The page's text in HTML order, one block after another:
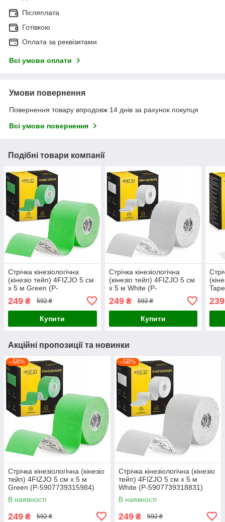
Післяплата
Готівкою
Оплата за реквізитами
Всі умови оплати
Умови повернення
Повернення товару впродовж 14 днів за рахунок покупця
Всі умови повернення
Подібні товари компанії
Стрічка кінезіологічна
(кінезіо тейп) 4FIZJO 5 см
x 5 м Green (P-
249 ₴ 592 ₴
Купити
Стрічка кінезіологічна
(кінезіо тейп) 4FIZJO 5 см
x 5 м White (P-
249₴ 592 ₴
Купити
239
Акційні пропозиції та новинки
–58%
Стрічка кінезіологічна (кінезіо
тейп) 4FIZJO 5 см x 5 м
Green (P-5907739315984)
В наявності
249 ₴ 592 ₴
–58%
Стрічка кінезіологічна (кінезіо
тейп) 4FIZJO 5 см x 5 м
White (P-5907739318831)
В наявності
249 ₴ 592 ₴